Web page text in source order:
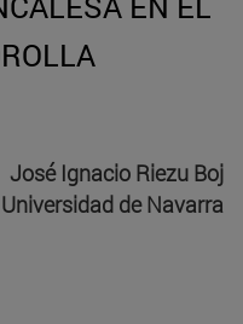
José Ignacio Riezu Boj
Universidad de Navarra